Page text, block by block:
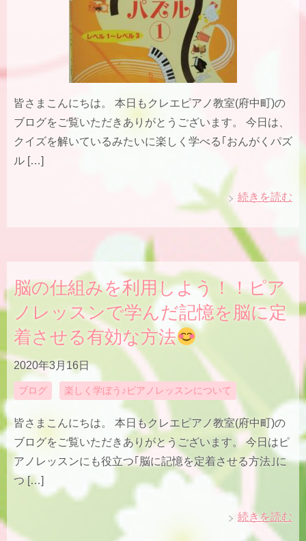
皆さまこんにちは。 本日もクレエピアノ教室(府中町)の
ブログをご覧いただきありがとうございます。 今日は、
クイズを解いているみたいに楽しく学べる｢おんがくパズ
ル […]
続きを読む
脳の仕組みを利用しよう！！ピア
ノレッスンで学んだ記憶を脳に定
着させる有効な方法
2020年3月16日
ブログ 楽しく学ぼう♪ピアノレッスンについて
皆さまこんにちは。 本日もクレエピアノ教室(府中町)の
ブログをご覧いただきありがとうございます。 今日はピ
アノレッスンにも役立つ｢脳に記憶を定着させる方法｣に
つ […]
続きを読む